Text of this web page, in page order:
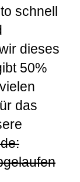
schnell
dieses
50%
das